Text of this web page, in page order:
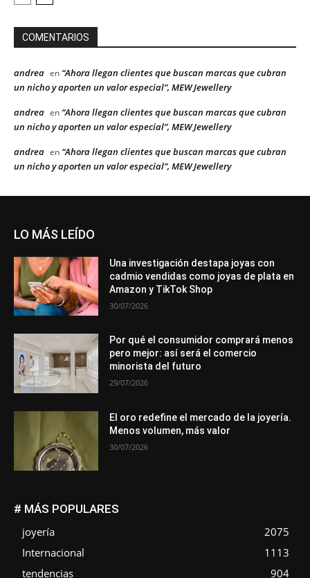
COMENTARIOS
andrea en “Ahora llegan clientes que buscan marcas que cubran
un nicho y aporten un valor especial”, MEW Jewellery
andrea en “Ahora llegan clientes que buscan marcas que cubran
un nicho y aporten un valor especial”, MEW Jewellery
andrea en “Ahora llegan clientes que buscan marcas que cubran
un nicho y aporten un valor especial”, MEW Jewellery
LO MÁS LEÍDO
Una investigación destapa joyas con
cadmio vendidas como joyas de plata en
Amazon y TikTok Shop
30/07/2026
Por qué el consumidor comprará menos
pero mejor: así será el comercio
minorista del futuro
29/07/2026
El oro redefine el mercado de la joyería.
Menos volumen, más valor
30/07/2026
# MÁS POPULARES
joyería
2075
Internacional
1113
tendencias
904